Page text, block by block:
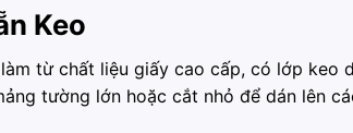
Keo
từ chất liệu giấy cao cấp, có lớp keo
tường lớn hoặc cắt nhỏ để dán lên